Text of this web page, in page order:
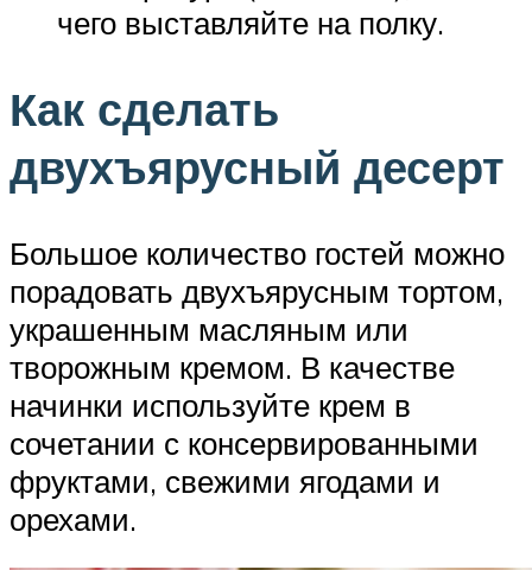
чего выставляйте на полку.
Как сделать
двухъярусный десерт
Большое количество гостей можно
порадовать двухъярусным тортом,
украшенным масляным или
творожным кремом. В качестве
начинки используйте крем в
сочетании с консервированными
фруктами, свежими ягодами и
орехами.